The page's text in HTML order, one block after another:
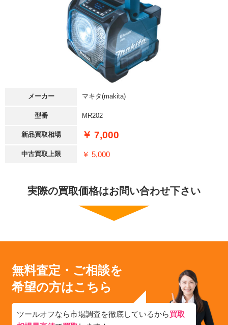
メーカー マキタ(makita)
型番 MR202
新品買取相場 ￥ 7,000
中古買取上限 ￥ 5,000
実際の買取価格はお問い合わせ下さい
無料査定・ご相談を
希望の方はこちら
ツールオフなら市場調査を徹底しているから買取